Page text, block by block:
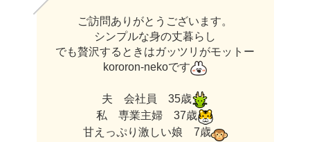
ご訪問ありがとうございます。
シンプルな身の丈暮らし
でも贅沢するときはガッツリがモットー
kororon-nekoです
夫 会社員 35歳
私 専業主婦 37歳
甘えっぷり激しい娘 7歳